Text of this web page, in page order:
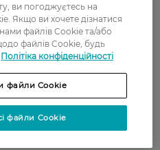
ви погоджуєтесь на
Якщо ви хочете дізнатися
файлів Cookie та/або
файлів Cookie, будь
Політіка конфіденційності
файли Cookie
файли Cookie